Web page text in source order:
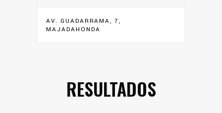
AV. GUADARRAMA, 7,
MAJADAHONDA
RESULTADOS